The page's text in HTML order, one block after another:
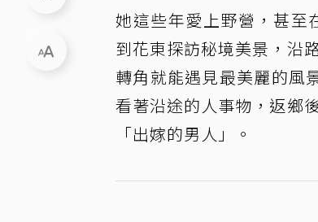
她這些年愛上野營，甚至
到花東探訪秘境美景，沿
轉角就能遇見最美麗的風
看著沿途的人事物，返鄉
「出嫁的男人」。